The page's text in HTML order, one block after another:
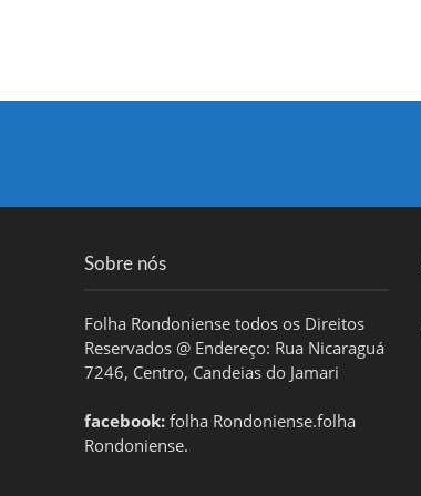
Sobre nós
Folha Rondoniense todos os Direitos
Reservados @ Endereço: Rua Nicaraguá
7246, Centro, Candeias do Jamari
facebook:folha Rondoniense.folha
Rondoniense.